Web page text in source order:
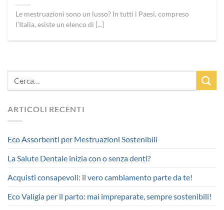
ARTICOLI RECENTI
Eco Assorbenti per Mestruazioni Sostenibili
La Salute Dentale inizia con o senza denti?
Acquisti consapevoli: il vero cambiamento parte da te!
Eco Valigia per il parto: mai impreparate, sempre sostenibili!
Le mestruazioni sono un lusso? In tutti i Paesi, compreso
l’Italia, esiste un elenco di [...]